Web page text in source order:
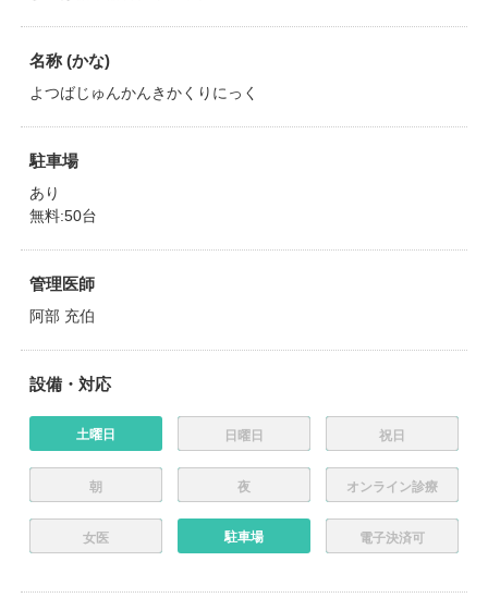
名称 (かな)
よつばじゅんかんきかくりにっく
駐車場
あり
無料:50台
管理医師
阿部 充伯
設備・対応
土曜日 日曜日 祝日
朝 夜 オンライン診療
女医 駐車場 電子決済可